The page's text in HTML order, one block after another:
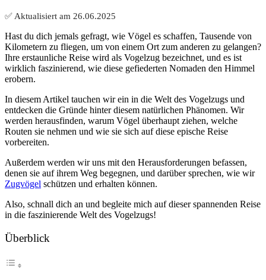
✅ Aktualisiert am 26.06.2025
Hast du dich jemals gefragt, wie Vögel es schaffen, Tausende von
Kilometern zu fliegen, um von einem Ort zum anderen zu gelangen?
Ihre erstaunliche Reise wird als Vogelzug bezeichnet, und es ist
wirklich faszinierend, wie diese gefiederten Nomaden den Himmel
erobern.
In diesem Artikel tauchen wir ein in die Welt des Vogelzugs und
entdecken die Gründe hinter diesem natürlichen Phänomen. Wir
werden herausfinden, warum Vögel überhaupt ziehen, welche
Routen sie nehmen und wie sie sich auf diese epische Reise
vorbereiten.
Außerdem werden wir uns mit den Herausforderungen befassen,
denen sie auf ihrem Weg begegnen, und darüber sprechen, wie wir
Zugvögel schützen und erhalten können.
Also, schnall dich an und begleite mich auf dieser spannenden Reise
in die faszinierende Welt des Vogelzugs!
Überblick